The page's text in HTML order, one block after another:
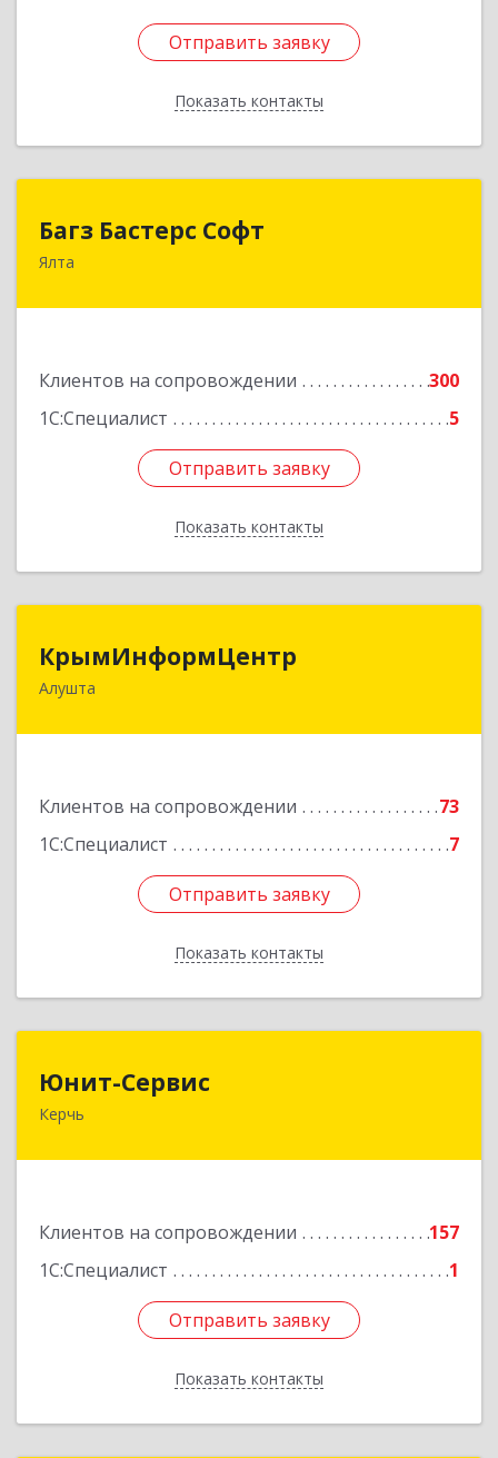
Отправить заявку
Показать контакты
Отправить заявку
Назад
Багз Бастерс Софт
Ялта
Клиентов на сопровождении
300
1С:Специалист
5
Отправить заявку
Показать контакты
Багз Бастерс Софт
298603, Крым Респ, Ялта г, Свердлова ул, дом №
Отправить заявку
Назад
КрымИнформЦентр
Алушта
Клиентов на сопровождении
73
1С:Специалист
7
Отправить заявку
Показать контакты
298500, Крым Респ, Алушта г, Горького ул, дом
Отправить заявку
Назад
Юнит-Сервис
Керчь
Клиентов на сопровождении
157
1С:Специалист
1
Отправить заявку
Показать контакты
298300, Крым Респ, Керчь г, Кооперативный
Отправить заявку
Назад